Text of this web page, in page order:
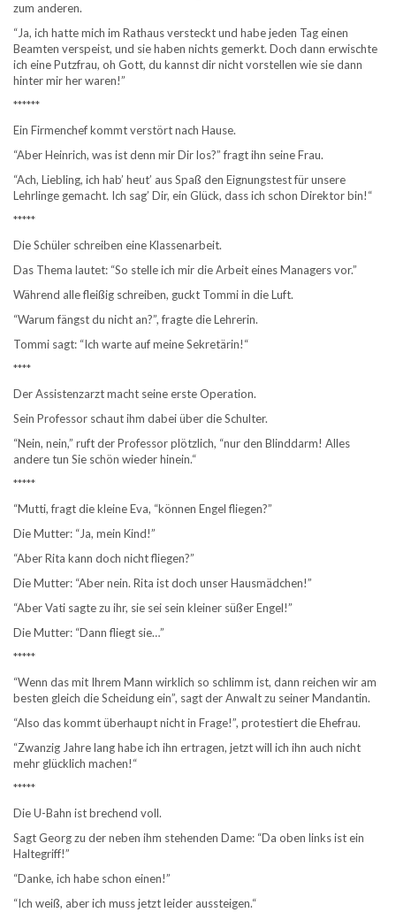
zum anderen.
“Ja, ich hatte mich im Rathaus versteckt und habe jeden Tag einen
Beamten verspeist, und sie haben nichts gemerkt. Doch dann erwischte
ich eine Putzfrau, oh Gott, du kannst dir nicht vorstellen wie sie dann
hinter mir her waren!”
******
Ein Firmenchef kommt verstört nach Hause.
“Aber Heinrich, was ist denn mir Dir los?” fragt ihn seine Frau.
“Ach, Liebling, ich hab’ heut’ aus Spaß den Eignungstest für unsere
Lehrlinge gemacht. Ich sag’ Dir, ein Glück, dass ich schon Direktor bin!“
*****
Die Schüler schreiben eine Klassenarbeit.
Das Thema lautet: “So stelle ich mir die Arbeit eines Managers vor.”
Während alle fleißig schreiben, guckt Tommi in die Luft.
“Warum fängst du nicht an?”, fragte die Lehrerin.
Tommi sagt: “Ich warte auf meine Sekretärin!“
****
Der Assistenzarzt macht seine erste Operation.
Sein Professor schaut ihm dabei über die Schulter.
“Nein, nein,” ruft der Professor plötzlich, “nur den Blinddarm! Alles
andere tun Sie schön wieder hinein.“
*****
“Mutti, fragt die kleine Eva, “können Engel fliegen?”
Die Mutter: “Ja, mein Kind!”
“Aber Rita kann doch nicht fliegen?”
Die Mutter: “Aber nein. Rita ist doch unser Hausmädchen!”
“Aber Vati sagte zu ihr, sie sei sein kleiner süßer Engel!”
Die Mutter: “Dann fliegt sie…”
*****
“Wenn das mit Ihrem Mann wirklich so schlimm ist, dann reichen wir am
besten gleich die Scheidung ein”, sagt der Anwalt zu seiner Mandantin.
“Also das kommt überhaupt nicht in Frage!”, protestiert die Ehefrau.
“Zwanzig Jahre lang habe ich ihn ertragen, jetzt will ich ihn auch nicht
mehr glücklich machen!“
*****
Die U-Bahn ist brechend voll.
Sagt Georg zu der neben ihm stehenden Dame: “Da oben links ist ein
Haltegriff!”
“Danke, ich habe schon einen!”
“Ich weiß, aber ich muss jetzt leider aussteigen.“